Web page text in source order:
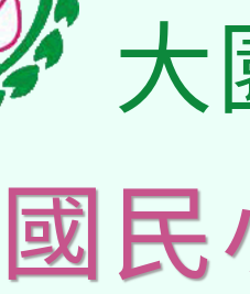
大
民